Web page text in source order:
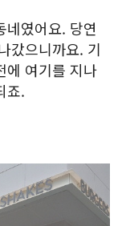
네였어요. 당연
갔으니까요. 기
에 여기를 지나
죠.